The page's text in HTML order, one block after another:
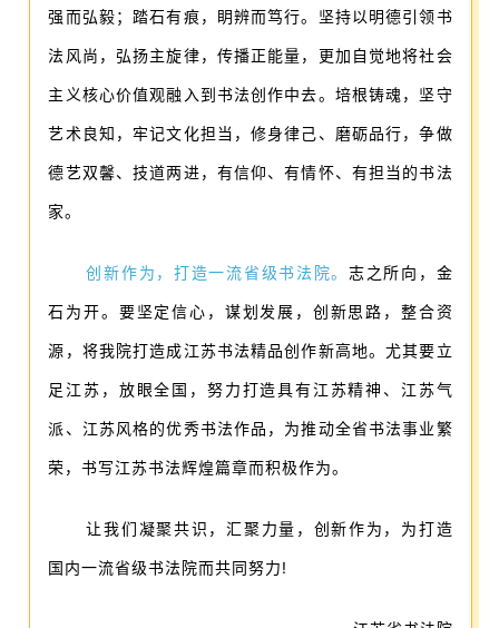
强而弘毅；踏石有痕，眀辨而笃行。坚持以明德引领书
法风尚，弘扬主旋律，传播正能量，更加自觉地将社会
主义核心价值观融入到书法创作中去。培根铸魂，坚守
艺术良知，牢记文化担当，修身律己、磨砺品行，争做
德艺双馨、技道两进，有信仰、有情怀、有担当的书法
家。
创新作为，打造一流省级书法院。志之所向，金
石为开。要坚定信心，谋划发展，创新思路，整合资
源，将我院打造成江苏书法精品创作新高地。尤其要立
足江苏，放眼全国，努力打造具有江苏精神、江苏气
派、江苏风格的优秀书法作品，为推动全省书法事业繁
荣，书写江苏书法辉煌篇章而积极作为。
让我们凝聚共识，汇聚力量，创新作为，为打造
国内一流省级书法院而共同努力!